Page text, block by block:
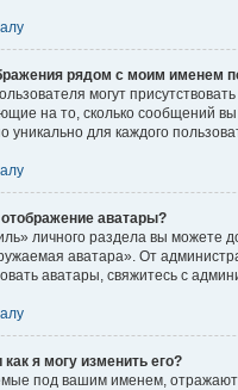
рядом с моим именем
могут
на то, сколько сообщений
уникально для каждого
аватары?
личного раздела вы можете
аватара». От
аватары, свяжитесь с
как я могу изменить его?
под вашим именем,